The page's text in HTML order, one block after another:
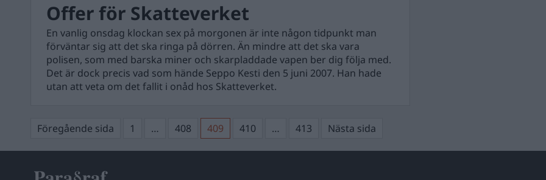
Offer för Skatteverket
En vanlig onsdag klockan sex på morgonen är inte någon tidpunkt man
förväntar sig att det ska ringa på dörren. Än mindre att det ska vara
polisen, som med barska miner och skarpladdade vapen ber dig följa med.
Det är dock precis vad som hände Seppo Kesti den 5 juni 2007. Han hade
utan att veta om det fallit i onåd hos Skatteverket.
Sidnumrering
för
inlägg
Föregående sida Sida
1 … Sida
408 Sida
409 Sida
410 … Sida
413 Nästa sida